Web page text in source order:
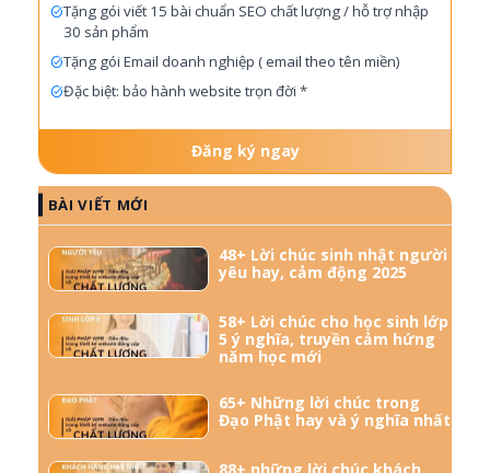
Tặng gói viết 15 bài chuẩn SEO chất lượng / hỗ trợ nhập
30 sản phẩm
Tặng gói Email doanh nghiệp ( email theo tên miền)
Đặc biệt: bảo hành website trọn đời *
Đăng ký ngay
BÀI VIẾT MỚI
48+ Lời chúc sinh nhật người
yêu hay, cảm động 2025
58+ Lời chúc cho học sinh lớp
5 ý nghĩa, truyền cảm hứng
năm học mới
65+ Những lời chúc trong
Đạo Phật hay và ý nghĩa nhất
88+ những lời chúc khách